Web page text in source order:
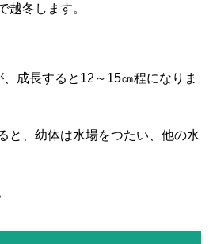
越冬します。
成長すると12～15㎝程になりま
と、幼体は水場をつたい、他の水